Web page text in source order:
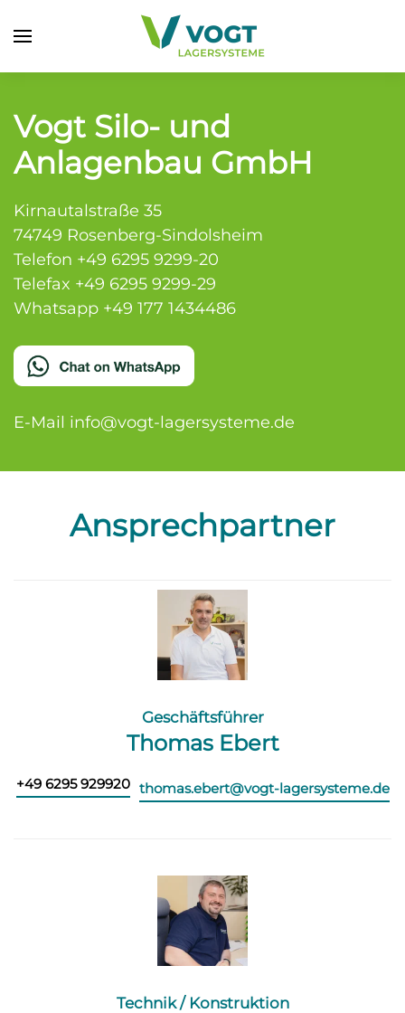
Zum Hauptinhalt springen
Vogt Silo- und
Anlagenbau GmbH
Kirnautalstraße 35
74749 Rosenberg-Sindolsheim
Telefon +49 6295 9299-20
Telefax +49 6295 9299-29
Whatsapp +49 177 1434486
E-Mail info@vogt-lagersysteme.de
Ansprechpartner
Geschäftsführer
Thomas Ebert
+49 6295 929920 thomas.ebert@vogt-lagersysteme.de
Technik / Konstruktion